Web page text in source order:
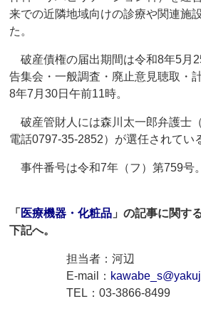
来での近隣地域向けの診療や関連施
た。
破産債権の届出期間は令和8年5月
告集会・一般調査・廃止意見聴取・
8年7月30日午前11時。
破産管財人には森川太一郎弁護士
電話0797-35-2852）が選任されてい
事件番号は令和7年（フ）第759号。
「 医療機器・化粧品 」の記事に関す
下記へ。
担当者：河辺
E-mail：
TEL：03-3866-8499